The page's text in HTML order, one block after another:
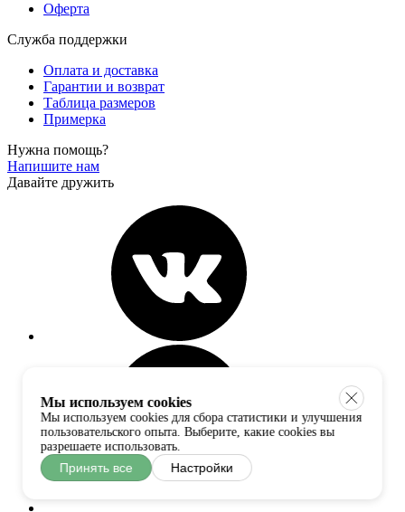
Оферта
Служба поддержки
Оплата и доставка
Гарантии и возврат
Таблица размеров
Примерка
Нужна помощь?
Напишите нам
Давайте дружить
Мы используем cookies
Мы используем cookies для сбора статистики и улучшения
пользовательского опыта. Выберите, какие cookies вы
разрешаете использовать.
Принять все Настройки